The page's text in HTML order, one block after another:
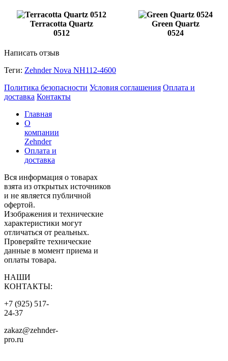
Terracotta Quartz
0512
Green Quartz
0524
Написать отзыв
Теги: Zehnder Nova NH112-4600
Политика безопасности Условия соглашения Оплата и
доставка Контакты
Главная
О
компании
Zehnder
Оплата и
доставка
Вся информация о товарах
взята из открытых источников
и не является публичной
офертой.
Изображения и технические
характеристики могут
отличаться от реальных.
Проверяйте технические
данные в момент приема и
оплаты товара.
НАШИ
КОНТАКТЫ:
+7 (925) 517-
24-37
zakaz@zehnder-
pro.ru